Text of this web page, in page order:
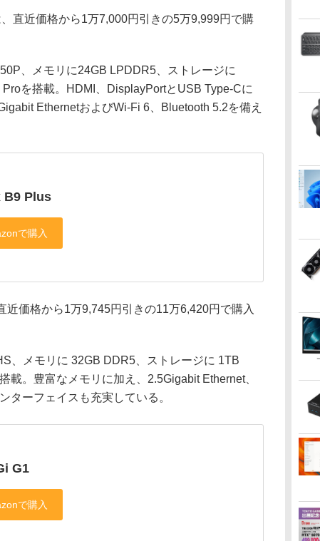
直近価格から1万7,000円引きの5万9,999円で購
、メモリに24GB LPDDR5、ストレージに
を搭載。HDMI、DisplayPortとUSB Type-Cに
EthernetおよびWi-Fi 6、Bluetooth 5.2を備え
B9 Plus
価格から1万9,745円引きの11万6,420円で購入
、メモリに 32GB DDR5、ストレージに 1TB
載。豊富なメモリに加え、2.5Gigabit Ethernet、
ターフェイスも充実している。
G1